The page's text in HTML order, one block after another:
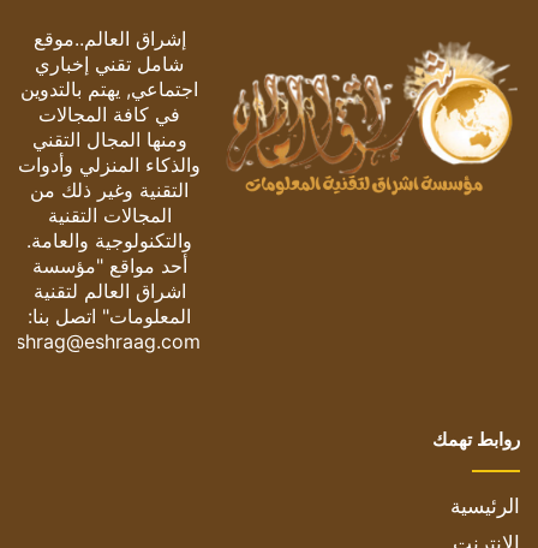
إشراق العالم..موقع
شامل تقني إخباري
اجتماعي, يهتم بالتدوين
في كافة المجالات
ومنها المجال التقني
والذكاء المنزلي وأدوات
التقنية وغير ذلك من
المجالات التقنية
والتكنولوجية والعامة.
أحد مواقع "مؤسسة
اشراق العالم لتقنية
المعلومات" اتصل بنا:
eshrag@eshraag.com
روابط تهمك
الرئيسية
الإنترنت